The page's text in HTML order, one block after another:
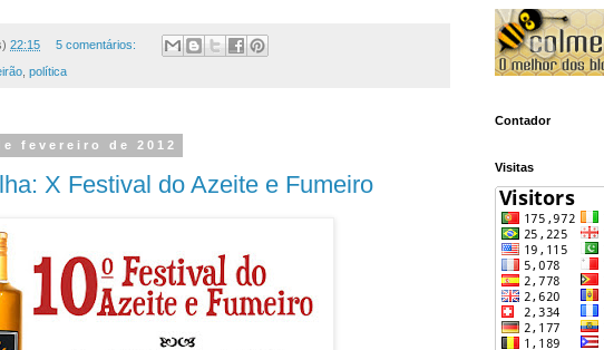
22:15 5 comentários:
política
fevereiro de 2012
X Festival do Azeite e Fumeiro
Contador
Visitas